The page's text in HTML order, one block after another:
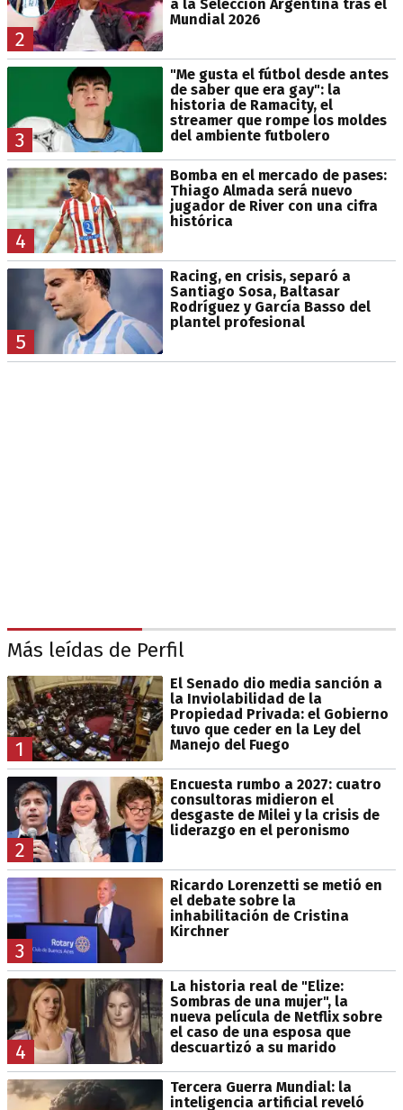
2
a la Selección Argentina tras el
Mundial 2026
3
"Me gusta el fútbol desde antes
de saber que era gay": la
historia de Ramacity, el
streamer que rompe los moldes
del ambiente futbolero
4
Bomba en el mercado de pases:
Thiago Almada será nuevo
jugador de River con una cifra
histórica
5
Racing, en crisis, separó a
Santiago Sosa, Baltasar
Rodríguez y García Basso del
plantel profesional
Más leídas de Perfil
1
El Senado dio media sanción a
la Inviolabilidad de la
Propiedad Privada: el Gobierno
tuvo que ceder en la Ley del
Manejo del Fuego
2
Encuesta rumbo a 2027: cuatro
consultoras midieron el
desgaste de Milei y la crisis de
liderazgo en el peronismo
3
Ricardo Lorenzetti se metió en
el debate sobre la
inhabilitación de Cristina
Kirchner
4
La historia real de "Elize:
Sombras de una mujer", la
nueva película de Netflix sobre
el caso de una esposa que
descuartizó a su marido
Tercera Guerra Mundial: la
inteligencia artificial reveló